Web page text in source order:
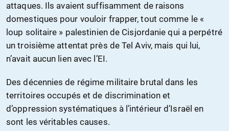
attaques. Ils avaient suffisamment de raisons
domestiques pour vouloir frapper, tout comme le «
loup solitaire » palestinien de Cisjordanie qui a perpétré
un troisième attentat près de Tel Aviv, mais qui lui,
n’avait aucun lien avec l’EI.
Des décennies de régime militaire brutal dans les
territoires occupés et de discrimination et
d’oppression systématiques à l’intérieur d’Israël en
sont les véritables causes.